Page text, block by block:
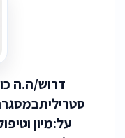
דרוש/ה.ה
על:מיון